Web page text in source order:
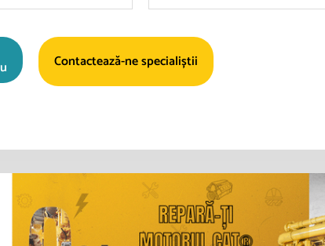
Contactează-ne specialiștii